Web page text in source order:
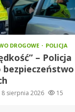
DROGOWE POLICJA
– Policja
bezpieczeństwo
8 sierpnia 2026 15